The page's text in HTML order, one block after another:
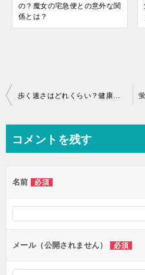
の？魔女の宅急便との意外な関
係とは？
投
ビ
ー
シ
ン
歩く速さはどれくらい？健康が気になる人必見！歩き方のコツも紹介！
コメントを残す
名前 必須
メール（公開されません） 必須